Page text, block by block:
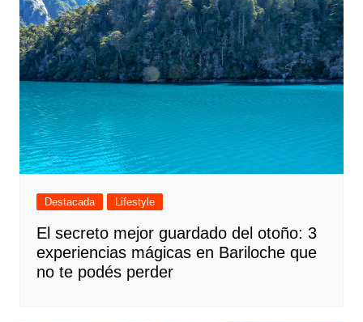
Destacada Lifestyle
El secreto mejor guardado del otoño: 3
experiencias mágicas en Bariloche que
no te podés perder